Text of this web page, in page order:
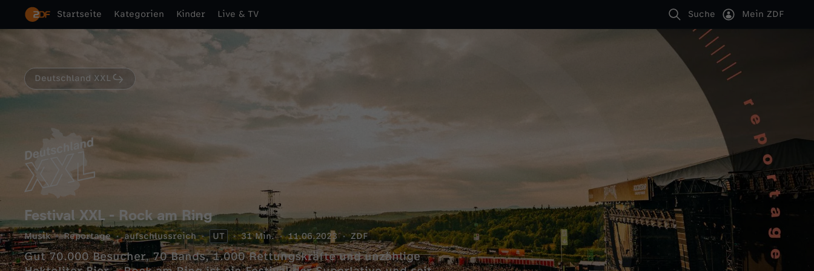
Startseite Kategorien Kinder Live & TV Suche Mein ZDF
Deutschland XXL
Festival XXL - Rock am Ring
Musik Reportage aufschlussreich UT 31 Min. 11.06.2023 ZDF
Gut 70.000 Besucher, 70 Bands, 1.000 Rettungskräfte und unzählige